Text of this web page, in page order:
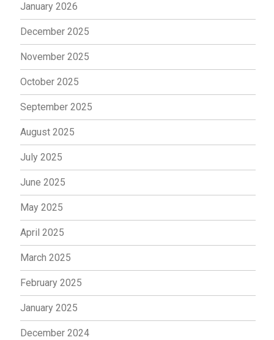
January 2026
December 2025
November 2025
October 2025
September 2025
August 2025
July 2025
June 2025
May 2025
April 2025
March 2025
February 2025
January 2025
December 2024